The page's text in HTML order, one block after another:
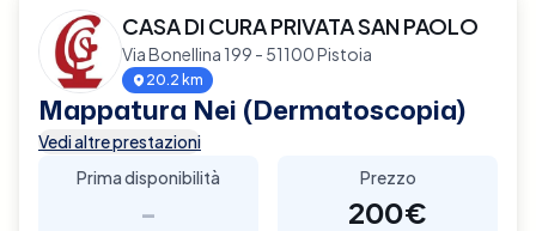
CASA DI CURA PRIVATA SAN PAOLO
Via Bonellina 199 - 51100 Pistoia
20.2 km
Mappatura Nei (Dermatoscopia)
Vedi altre prestazioni
Prima disponibilità
-
Prezzo
200€